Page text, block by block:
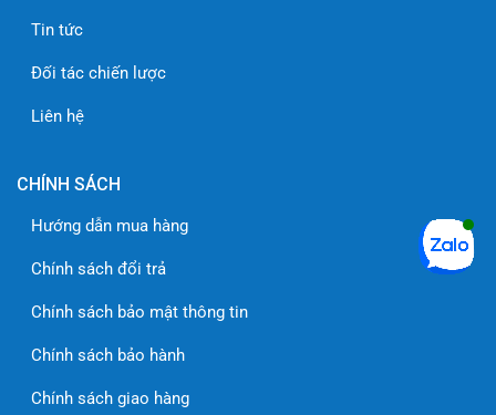
Tin tức
Đối tác chiến lược
Liên hệ
CHÍNH SÁCH
Hướng dẫn mua hàng
Chính sách đổi trả
Chính sách bảo mật thông tin
Chính sách bảo hành
Chính sách giao hàng